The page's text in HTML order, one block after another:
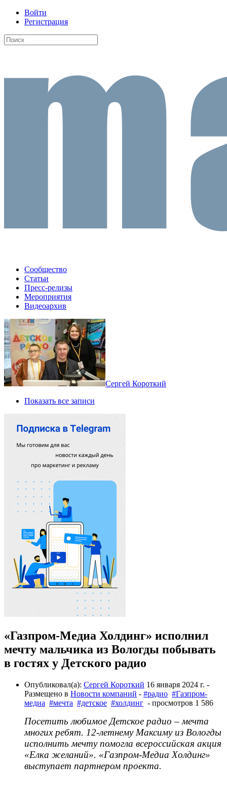
Войти
Регистрация
Сообщество
Статьи
Пресс-релизы
Мероприятия
Видеоархив
Сергей Короткий
Показать все записи
«Газпром-Медиа Холдинг» исполнил
мечту мальчика из Вологды побывать
в гостях у Детского радио
Опубликовал(а): Сергей Короткий 16 января 2024 г. -
Размещено в Новости компаний - #радио #Газпром-
медиа #мечта #детское #холдинг - просмотров 1 586
Посетить любимое Детское радио – мечта
многих ребят. 12-летнему Максиму из Вологды
исполнить мечту помогла всероссийская акция
«Елка желаний». «Газпром-Медиа Холдинг»
выступает партнером проекта.